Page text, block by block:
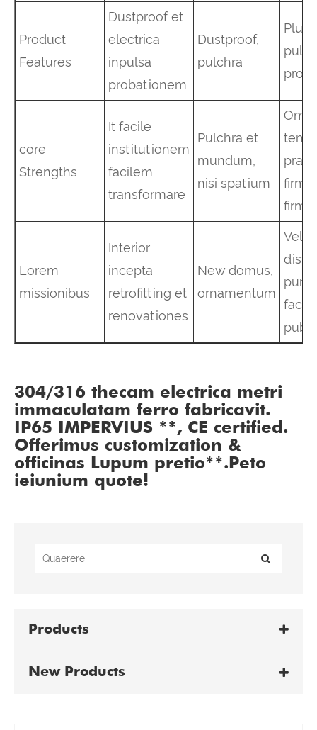
Product
Features
Dustproof et
electrica
inpulsa
probationem
Dustproof,
pulchra
core
Strengths
It facile
institutionem
facilem
transformare
Pulchra et
mundum,
nisi spatium
Lorem
missionibus
Interior
incepta
retrofitting et
renovationes
New domus,
ornamentum
Velit
304/316 thecam electrica metri
immaculatam ferro fabricavit.
IP65 IMPERVIUS **, CE certified.
Offerimus customization &
officinas Lupum pretio**.Peto
ieiunium quote!
Products
New Products